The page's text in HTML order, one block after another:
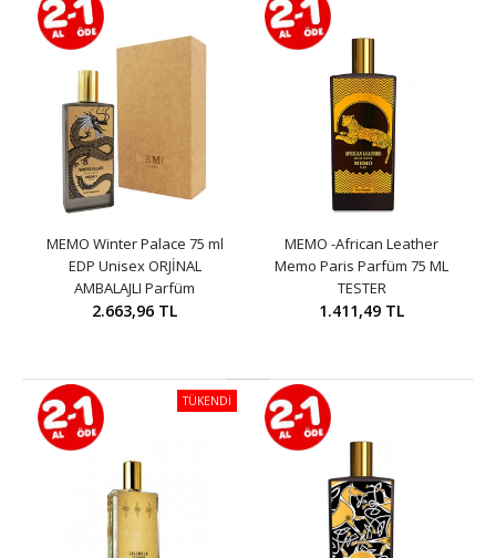
MEMO Winter Palace 75 ml
EDP Unisex ORJİNAL
AMBALAJLI Parfüm
2.663,96 TL
MEMO -African Leather
Memo Paris Parfüm 75 ML
TESTER
1.411,49 TL
TÜKENDİ